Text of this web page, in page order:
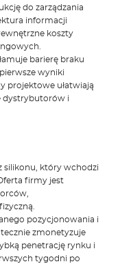
do zarządzania
informacji
koszty
barierę braku
wyniki
projektowe ułatwiają
dystrybutorów i
silikonu, który wchodzi
firmy jest
pozycjonowania i
zmonetyzuje
penetrację rynku i
tygodni po